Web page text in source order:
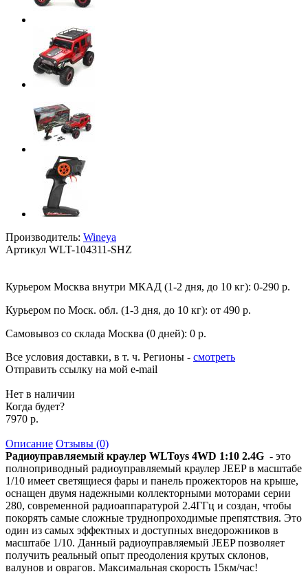
Производитель: Wineya
Артикул WLT-104311-SHZ
Курьером Москва внутри МКАД (1-2 дня, до 10 кг): 0-290 р.
Курьером по Моск. обл. (1-3 дня, до 10 кг): от 490 р.
Самовывоз со склада Москва (0 дней): 0 р.
Все условия доставки, в т. ч. Регионы - смотреть
Отправить ссылку на мой e-mail
Нет в наличии
Когда будет?
7970 р.
Описание Отзывы (0)
Радиоуправляемый краулер WLToys 4WD 1:10 2.4G - это
полноприводный радиоуправляемый краулер JEEP в масштабе
1/10 имеет светящиеся фары и панель прожекторов на крыше,
оснащен двумя надежными коллекторными моторами серии
280, современной радиоаппаратурой 2.4ГГц и создан, чтобы
покорять самые сложные труднопроходимые препятствия. Это
один из самых эффектных и доступных внедорожников в
масштабе 1/10. Данный радиоуправляемый JEEP позволяет
получить реальный опыт преодоления крутых склонов,
валунов и оврагов. Максимальная скорость 15км/час!